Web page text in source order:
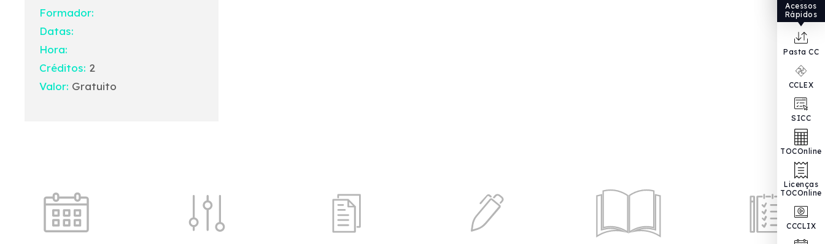
Acessos
Rápidos
Pasta CC
CCLEX
SICC
TOCOnline
Licenças
TOCOnline
CCCLIX
Formador:
Datas:
Hora:
Créditos: 2
Valor: Gratuito